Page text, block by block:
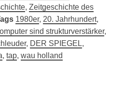
, Zeitgeschichte des
1980er, 20. Jahrhundert,
sind strukturverstärker,
, DER SPIEGEL,
, tap, wau holland